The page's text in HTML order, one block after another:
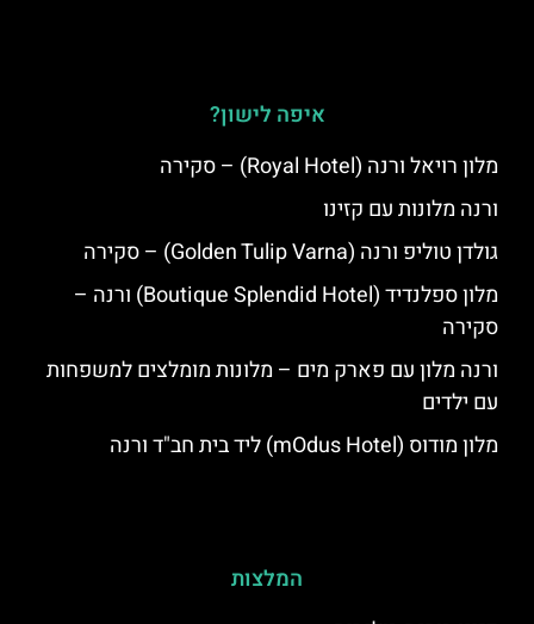
איפה לישון?
מלון רויאל ורנה (Royal Hotel) – סקירה
ורנה מלונות עם קזינו
גולדן טוליפ ורנה (Golden Tulip Varna) – סקירה
מלון ספלנדיד (Boutique Splendid Hotel) ורנה –
סקירה
ורנה מלון עם פארק מים – מלונות מומלצים למשפחות
עם ילדים
מלון מודוס (mOdus Hotel) ליד בית חב"ד ורנה
המלצות